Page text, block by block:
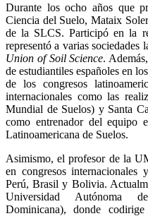
Durante los ocho años que
Ciencia del Suelo, Mataix
de la SLCS. Participó en la
representó a varias sociedades
Union of Soil Science.
de estudiantiles españoles en
de los congresos
internacionales como las
Mundial de Suelos) y Santa
como entrenador del equipo
Latinoamericana de Suelos.
Asimismo, el profesor de la
en congresos internacionales
Perú, Brasil y Bolivia.
Universidad Autónoma
Dominicana), donde